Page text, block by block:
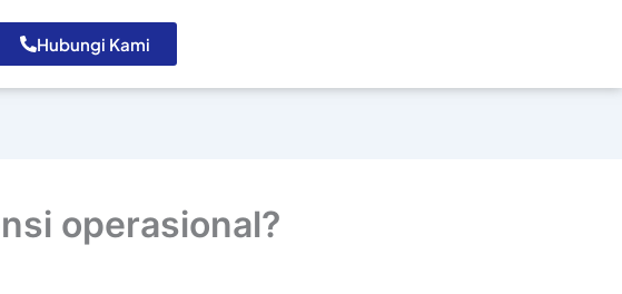
Hubungi Kami
operasional?